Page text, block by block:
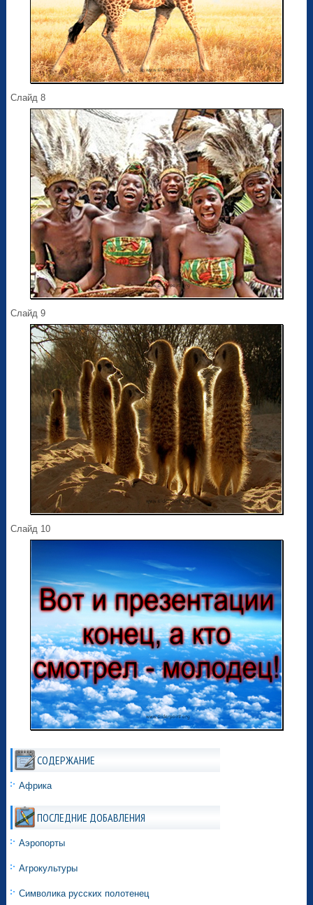
Слайд 8
Слайд 9
Слайд 10
СОДЕРЖАНИЕ
Африка
ПОСЛЕДНИЕ ДОБАВЛЕНИЯ
Аэропорты
Агрокультуры
Символика русских полотенец